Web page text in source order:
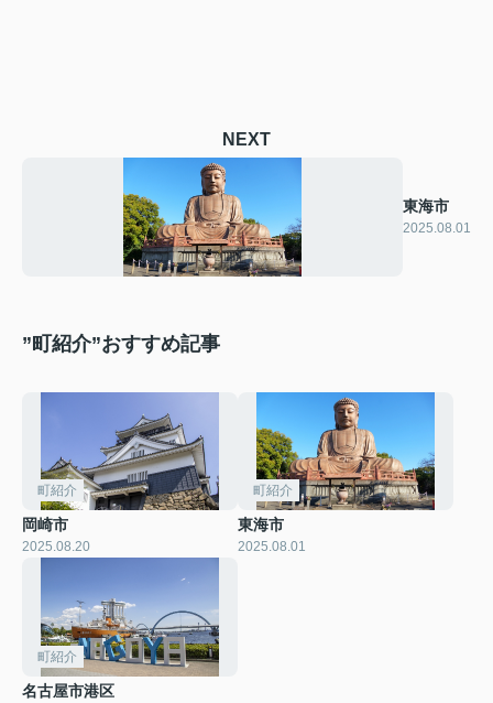
NEXT
東海市
2025.08.01
”町紹介”おすすめ記事
町紹介
岡崎市
2025.08.20
町紹介
東海市
2025.08.01
町紹介
名古屋市港区